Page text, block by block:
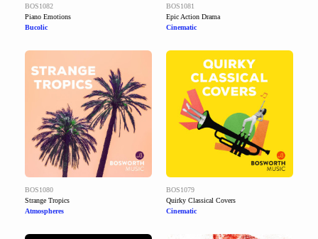
BOS1082
Piano Emotions
Bucolic
BOS1081
Epic Action Drama
Cinematic
BOS1080
Strange Tropics
Atmospheres
BOS1079
Quirky Classical Covers
Cinematic